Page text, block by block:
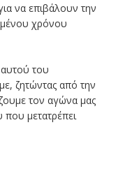
να επιβάλουν την
χρόνου
του
ζητώντας από την
τον αγώνα μας
που μετατρέπει